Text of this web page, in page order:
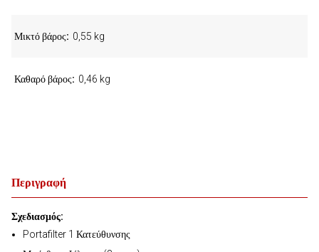
Περιγραφή
Σχεδιασμός:
Portafilter 1 Κατεύθυνσης
Μικτό βάρος 0,55 kg
Καθαρό βάρος 0,46 kg